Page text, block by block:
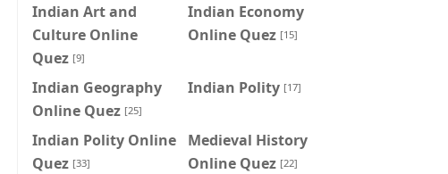
Indian Art and
Culture Online
Quez [9]
Indian Economy
Online Quez [15]
Indian Geography
Online Quez [25]
Indian Polity [17]
Indian Polity Online
Quez [33]
Medieval History
Online Quez [22]